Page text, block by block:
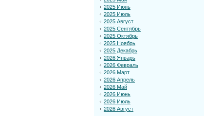
2025 Июнь
2025 Июль
2025 Август
2025 Сентябрь
2025 Октябрь
2025 Ноябрь
2025 Декабрь
2026 Январь
2026 Февраль
2026 Март
2026 Апрель
2026 Май
2026 Июнь
2026 Июль
2026 Август